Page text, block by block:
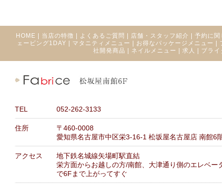
HOME 当店の特徴 よくあるご質問 店舗・スタッフ紹介
予約に関
ェービング1DAY
マタニティメニュー お得なパッケージメニュー
社開発商品
ネイルメニュー 求人 ブラ
TEL 052-262-3133
住所
〒460-0008
愛知県名古屋市中区栄3-16-1 松坂屋名古屋店 南館6
アクセス
地下鉄名城線矢場町駅直結
栄方面からお越しの方/南館、大津通り側のエレベー
で6Fまで上がってすぐ